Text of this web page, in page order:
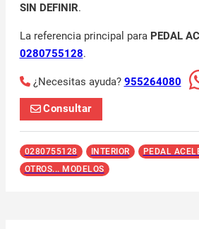
SIN DEFINIR.
La referencia principal para PEDAL
0280755128.
¿Necesitas ayuda? 955264080
Consultar
0280755128 INTERIOR
PEDAL
OTROS... MODELOS